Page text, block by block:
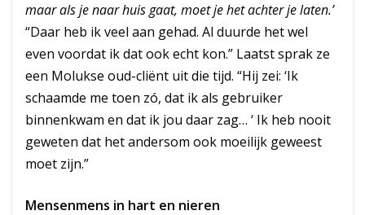
maar als je naar huis gaat, moet je het achter je laten.’
“Daar heb ik veel aan gehad. Al duurde het wel
even voordat ik dat ook echt kon.” Laatst sprak ze
een Molukse oud-cliënt uit die tijd. “Hij zei: ‘Ik
schaamde me toen zó, dat ik als gebruiker
binnenkwam en dat ik jou daar zag… ‘ Ik heb nooit
geweten dat het andersom ook moeilijk geweest
moet zijn.”
Mensenmens in hart en nieren